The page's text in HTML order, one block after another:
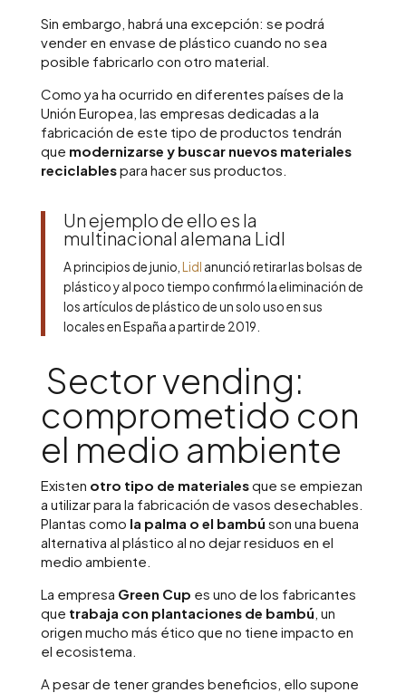
Sin embargo, habrá una excepción: se podrá
vender en envase de plástico cuando no sea
posible fabricarlo con otro material.
Como ya ha ocurrido en diferentes países de la
Unión Europea, las empresas dedicadas a la
fabricación de este tipo de productos tendrán
que modernizarse y buscar nuevos materiales
reciclablespara hacer sus productos.
Un ejemplo de ello es la
multinacional alemana Lidl
A principios de junio, Lidl anunció retirar las bolsas de
plástico y al poco tiempo confirmó la eliminación de
los artículos de plástico de un solo uso en sus
locales en España a partir de 2019.
Sector vending:
comprometido con
el medio ambiente
Existen otro tipo de materialesque se empiezan
a utilizar para la fabricación de vasos desechables.
Plantas como la palma o el bambú son una buena
alternativa al plástico al no dejar residuos en el
medio ambiente.
La empresa Green Cup es uno de los fabricantes
que trabaja con plantaciones de bambú , un
origen mucho más ético que no tiene impacto en
el ecosistema.
A pesar de tener grandes beneficios, ello supone